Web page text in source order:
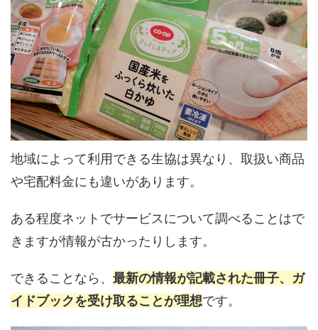
地域によって利用できる生協は異なり、取扱い商品
や宅配料金にも違いがあります。
ある程度ネットでサービスについて調べることはで
きますが情報が古かったりします。
できることなら、 最新の情報が記載された冊子、ガ
イドブックを受け取ることが理想です。